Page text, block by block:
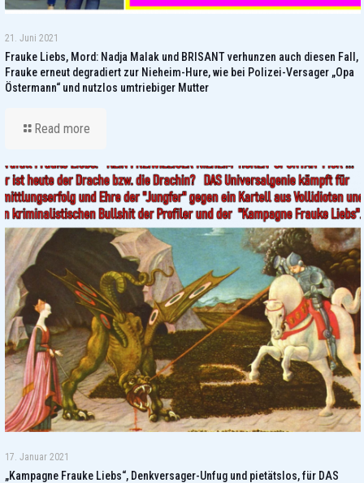
21. Juni 2021
Frauke Liebs, Mord: Nadja Malak und BRISANT verhunzen auch diesen Fall,
Frauke erneut degradiert zur Nieheim-Hure, wie bei Polizei-Versager „Opa
Östermann“ und nutzlos umtriebiger Mutter
Read more
17. Januar 2021
„Kampagne Frauke Liebs“, Denkversager-Unfug und pietätslos, für DAS